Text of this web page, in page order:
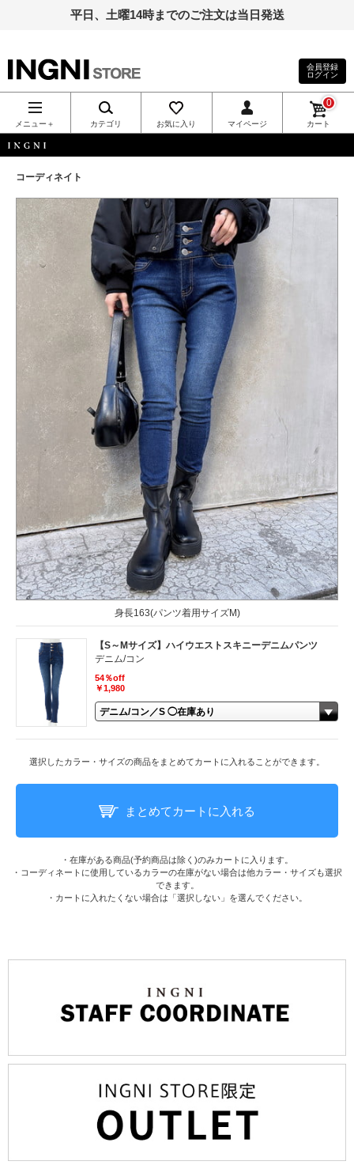
平日、土曜14時までのご注文は当日発送
INGNI（イン
グ）公式通
販｜INGNI
STORE
会員登録
ログイン
メニュー＋ カテゴリ お気に入り マイページ カート
0
コーディネイト
身長163(パンツ着用サイズM)
【S～Mサイズ】ハイウエストスキニーデニムパンツ
デニム/コン
54％off
￥1,980
選択したカラー・サイズの商品をまとめてカートに入れることができます。
まとめてカートに入れる
・在庫がある商品(予約商品は除く)のみカートに入ります。
・コーディネートに使用しているカラーの在庫がない場合は他カラー・サイズも選択
できます。
・カートに入れたくない場合は「選択しない」を選んでください。